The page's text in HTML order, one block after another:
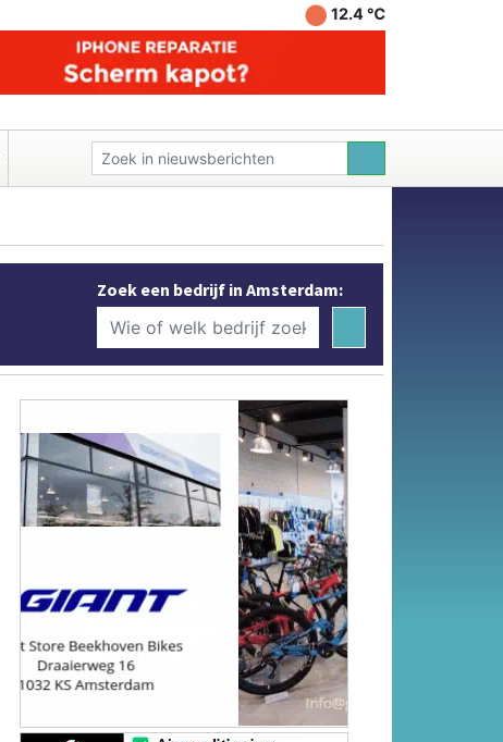
12.4 ℃
Zoek een bedrijf in Amsterdam: